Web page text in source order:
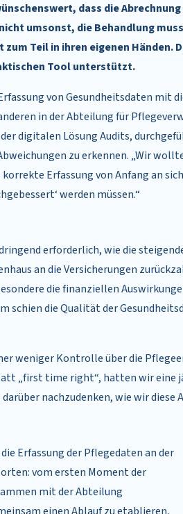
dass die
umsonst, die Behandlung
Teil in ihren eigenen Händen.
Tool unterstützt.
von Gesundheitsdaten mit
in der Abteilung für
digitalen Lösung Audits,
zu erkennen. „Wir
Erfassung von Anfang an
werden müssen.“
erforderlich, wie die
an die Versicherungen
die finanziellen
schien die Qualität der
weniger Kontrolle über die
„first time right“, hatten wir eine
nachzudenken, wie wir diese
Erfassung der Pflegedaten an der
vom ersten Moment der
mit der Abteilung